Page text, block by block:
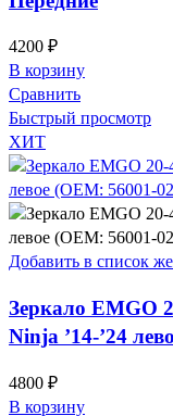
4200 ₽
В корзину
Сравнить
Быстрый просмотр
ХИТ
Добавить в список
Зеркало EMGO
Ninja ’14-’24
4800 ₽
В корзину